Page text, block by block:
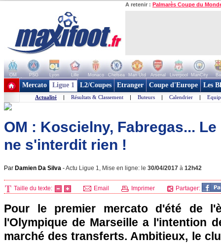
A retenir : Palmarès Coupe du
OM PSG Lyon Lille Monaco Chelsea Man Utd Arsenal Liverpool ManCity
+ de clubs
Mercato Ligue 1 L2/Coupes Etranger Coupe d'Europe Les
Actualité | Résultats & Classement | Buteurs | Calendrier |
OM : Koscielny, Fabregas...
ne s'interdit rien !
Par Damien Da Silva -Actu Ligue 1, Mise en ligne: le 30/04/2017 à 12h42
Taille du texte: Email Imprimer Partager:
Pour le premier mercato d'été de
l'Olympique de Marseille a l'intention
marché des transferts. Ambitieux, le